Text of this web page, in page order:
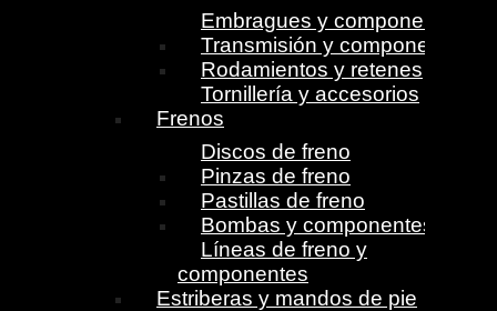
Embragues y componentes
Transmisión y componentes
Rodamientos y retenes
Tornillería y accesorios
Frenos
Discos de freno
Pinzas de freno
Pastillas de freno
Bombas y componentes
Líneas de freno y
componentes
Estriberas y mandos de pie